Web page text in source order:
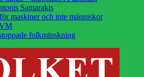
Samarakis
maskiner och inte människor
folkminskning